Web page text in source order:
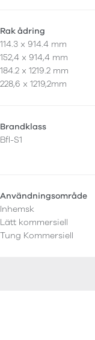
Rak ådring
114.3 x 914.4 mm
152,4 x 914,4 mm
184.2 x 1219.2 mm
228,6 x 1219,2mm
Brandklass
Bfl-S1
Användningsområde
Inhemsk
Lätt kommersiell
Tung Kommersiell